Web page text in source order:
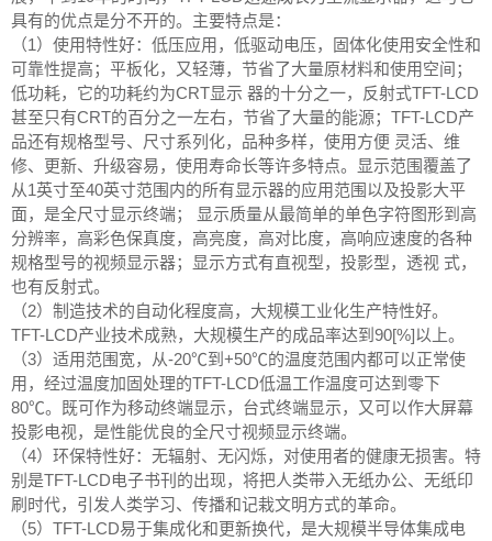
具有的优点是分不开的。主要特点是：
（1）使用特性好：低压应用，低驱动电压，固体化使用安全性和
可靠性提高；平板化，又轻薄，节省了大量原材料和使用空间；
低功耗，它的功耗约为CRT显示 器的十分之一，反射式TFT-LCD
甚至只有CRT的百分之一左右，节省了大量的能源；TFT-LCD产
品还有规格型号、尺寸系列化，品种多样，使用方便 灵活、维
修、更新、升级容易，使用寿命长等许多特点。显示范围覆盖了
从1英寸至40英寸范围内的所有显示器的应用范围以及投影大平
面，是全尺寸显示终端； 显示质量从最简单的单色字符图形到高
分辨率，高彩色保真度，高亮度，高对比度，高响应速度的各种
规格型号的视频显示器；显示方式有直视型，投影型，透视 式，
也有反射式。
（2）制造技术的自动化程度高，大规模工业化生产特性好。
TFT-LCD产业技术成熟，大规模生产的成品率达到90[%]以上。
（3）适用范围宽，从-20℃到+50℃的温度范围内都可以正常使
用，经过温度加固处理的TFT-LCD低温工作温度可达到零下
80℃。既可作为移动终端显示，台式终端显示，又可以作大屏幕
投影电视，是性能优良的全尺寸视频显示终端。
（4）环保特性好：无辐射、无闪烁，对使用者的健康无损害。特
别是TFT-LCD电子书刊的出现，将把人类带入无纸办公、无纸印
刷时代，引发人类学习、传播和记栽文明方式的革命。
（5）TFT-LCD易于集成化和更新换代，是大规模半导体集成电